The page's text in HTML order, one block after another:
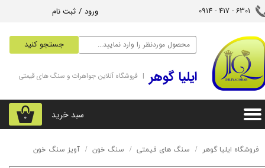
جستجو کنید
ورود / ثبت نام
تغییر گذر واژه
سفارشات
خروج از حساب کاربری
6301 - 417 - 0914​​​​​​​
۰ سبد خرید
‌ایلیا گوهر | فروشگاه آنلاین جواهرات و سنگ های قیمتی
فروشگاه ایلیا گوهر سنگ های قیمتی سنگ خون آویز سنگ خون